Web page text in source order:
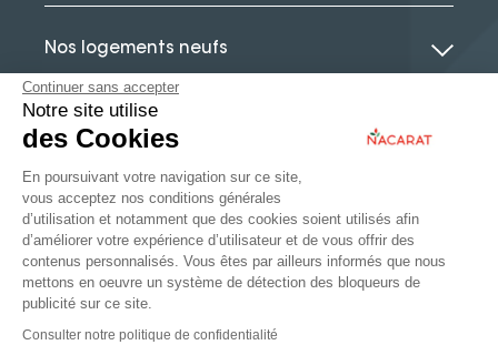
Nos logements neufs
Le guide de l’immobilier neuf
Actualités
Immobilier d’entreprise
Continuer sans accepter
Notre site utilise
des Cookies
En poursuivant votre navigation sur ce site,
vous acceptez nos conditions générales
d’utilisation et notamment que des cookies soient utilisés afin
d’améliorer votre expérience d’utilisateur et de vous offrir des
contenus personnalisés. Vous êtes par ailleurs informés que nous
mettons en oeuvre un système de détection des bloqueurs de
publicité sur ce site.
Consulter notre politique de confidentialité